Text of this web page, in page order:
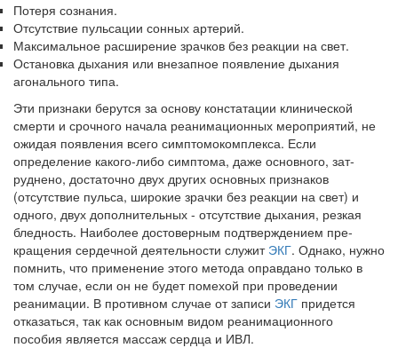
Потеря сознания.
Отсутствие пульсации сонных артерий.
Максимальное расширение зрачков без реакции на свет.
Остановка дыхания или внезапное появление дыхания
агонального типа.
Эти признаки берутся за основу констатации клинической
смерти и срочно­го начала реанимационных мероприятий, не
ожидая появления всего симптомокомплекса. Если
определение какого-либо симптома, даже основного, зат­
руднено, достаточно двух других основных признаков
(отсутствие пульса, широкие зрачки без реакции на свет) и
одного, двух дополнительных - отсут­ствие дыхания, резкая
бледность. Наиболее достоверным подтверждением пре­
кращения сердечной деятельности служит ЭКГ. Однако, нужно
помнить, что применение этого метода оправдано только в
том случае, если он не будет по­мехой при проведении
реанимации. В противном случае от записи ЭКГ при­дется
отказаться, так как основным видом реанимационного
пособия является массаж сердца и ИВЛ.